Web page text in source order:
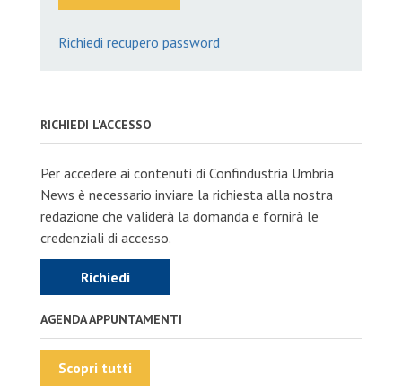
Richiedi recupero password
RICHIEDI L'ACCESSO
Per accedere ai contenuti di Confindustria Umbria
News è necessario inviare la richiesta alla nostra
redazione che validerà la domanda e fornirà le
credenziali di accesso.
Richiedi
AGENDA APPUNTAMENTI
Scopri tutti